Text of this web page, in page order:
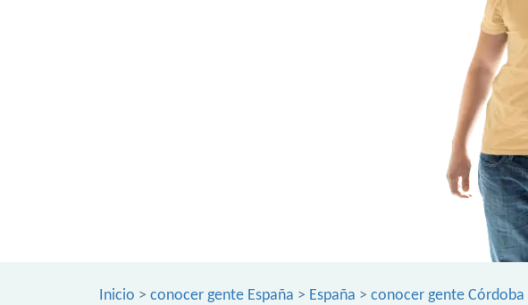
Inicio > conocer gente España > España > conocer gente Córdoba